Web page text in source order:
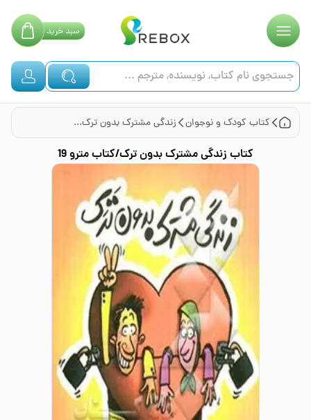
سبدخرید
کتاب کودک و نوجوان زندگی مشترک بدون ترک/کتاب مترو 19
کتاب زندگی مشترک بدون ترک/کتاب مترو 19